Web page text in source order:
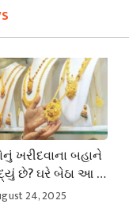
ખરીદવાના બહાને
છે? ઘરે બેઠા આ 5
તેને તપાસો
24, 2025